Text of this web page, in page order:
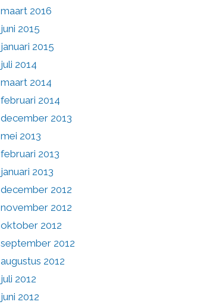
maart 2016
juni 2015
januari 2015
juli 2014
maart 2014
februari 2014
december 2013
mei 2013
februari 2013
januari 2013
december 2012
november 2012
oktober 2012
september 2012
augustus 2012
juli 2012
juni 2012